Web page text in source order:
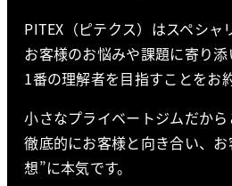
PITEX（ピテクス）はスペシャ
お客様のお悩みや課題に寄り添
1番の理解者を目指すことをお
小さなプライベートジムだから
徹底的にお客様と向き合い、
想”に本気です。